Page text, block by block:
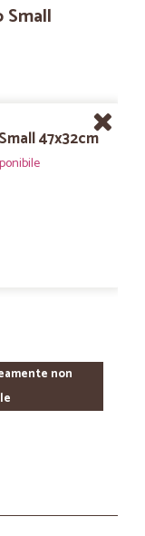
Small
47x32cm
non